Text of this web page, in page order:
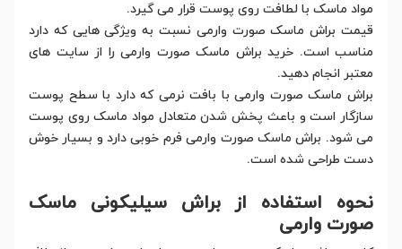
مواد ماسک با لطافت روی پوست قرار می گیرد.
قیمت براش ماسک صورت وارمی نسبت به ویژگی هایی که دارد
مناسب است. خرید براش ماسک صورت وارمی را از سایت های
معتبر انجام دهید.
براش ماسک صورت وارمی با بافت نرمی که دارد با سطح پوست
سازگار است و باعث پخش شدن متعادل مواد ماسک روی پوست
می شود. براش ماسک صورت وارمی فرم خوبی دارد و بسیار خوش
دست طراحی شده است.
نحوه استفاده از براش سیلیکونی ماسک
صورت وارمی